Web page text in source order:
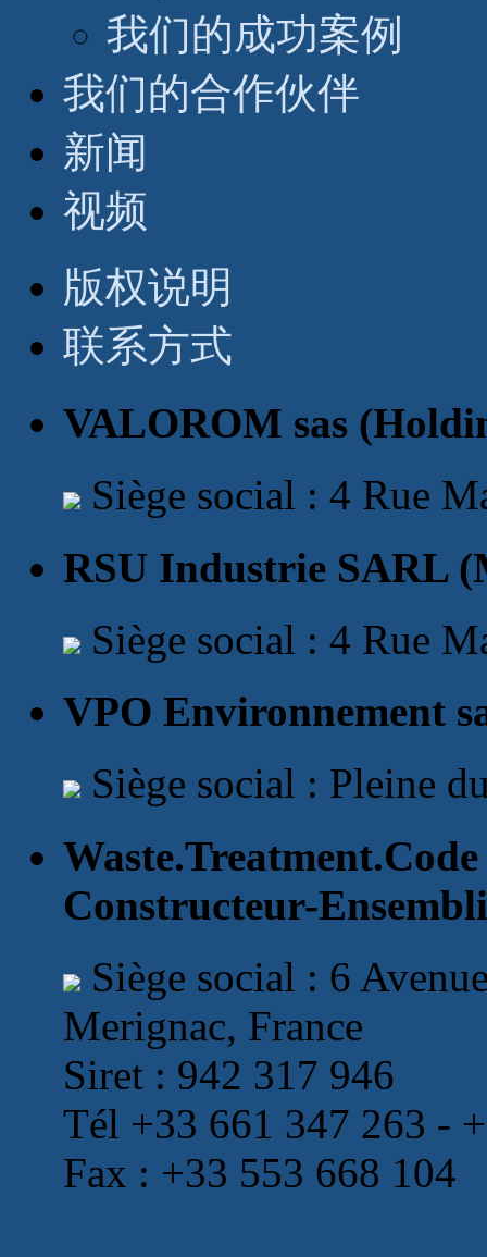
我们的成功案例
我们的合作伙伴
新闻
视频
版权说明
联系方式
VALOROM sas
Siège social : 4 Rue
RSU Industrie SARL
Siège social : 4 Rue
VPO Environnement
Siège social : Pleine
Constructeur-
Siège social : 6
Merignac, France
Siret : 942 317 946
Tél +33 661 347 263 -
Fax : +33 553 668 104